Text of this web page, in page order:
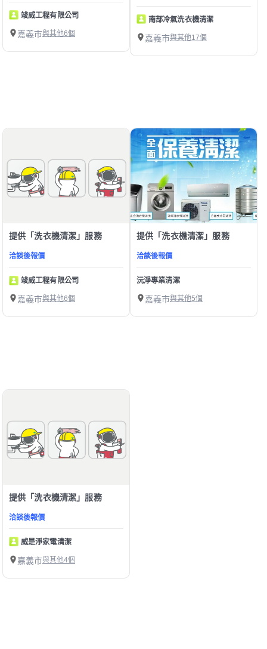
竣威工程有限公司
嘉義市與其他6個
南部冷氣洗衣機清潔
嘉義市與其他17個
提供「洗衣機清潔」服務
洽談後報價
竣威工程有限公司
嘉義市與其他6個
提供「洗衣機清潔」服務
洽談後報價
沅淨專業清潔
嘉義市與其他5個
提供「洗衣機清潔」服務
洽談後報價
威是淨家電清潔
嘉義市與其他4個